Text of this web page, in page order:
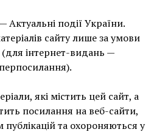
Актуальні події України.
сайту лише за умови
інтернет-видань —
які містить цей сайт, а
посилання на веб-сайти,
та охороняються у